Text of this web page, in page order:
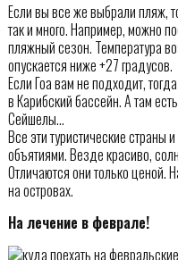
Если вы все же выбрали пляж,
так и много. Например, можно
пляжный сезон. Температура
опускается ниже +27 градусов.
Если Гоа вам не подходит,
в Карибский бассейн. А там
Сейшелы…
Все эти туристические страны
объятиями. Везде красиво,
Отличаются они только ценой.
на островах.
На лечение в феврале!